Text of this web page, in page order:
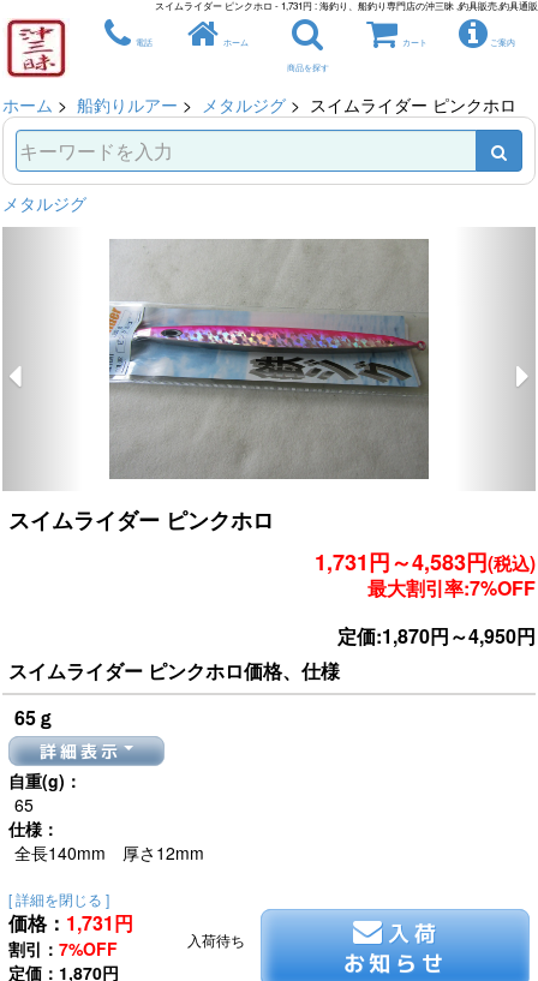
スイムライダー ピンクホロ - 1,731円 : 海釣り、船釣り専門店の沖三昧 ,釣具販売,釣具通販
電話 ホーム
商品を探す
カート ご案内
ホーム > 船釣りルアー > メタルジグ > スイムライダー ピンクホロ
メタルジグ
スイムライダー ピンクホロ
1,731円～4,583円(税込)
最大割引率:7%OFF
定価:1,870円～4,950円
スイムライダー ピンクホロ価格、仕様
65ｇ
詳細表示
自重(g)：
65
仕様：
全長140mm 厚さ12mm
[ 詳細を閉じる ]
価格： 1,731円
割引： 7%OFF
定価：1,870円
入荷
お知らせ
入荷待ち